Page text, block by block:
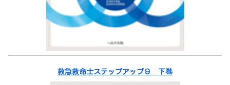
救急救命士ステップアップ９ 下巻